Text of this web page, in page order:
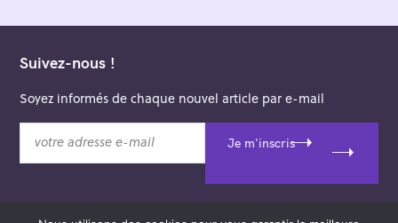
Suivez-nous !
Soyez informés de chaque nouvel article par e-mail
t
Je m'inscris